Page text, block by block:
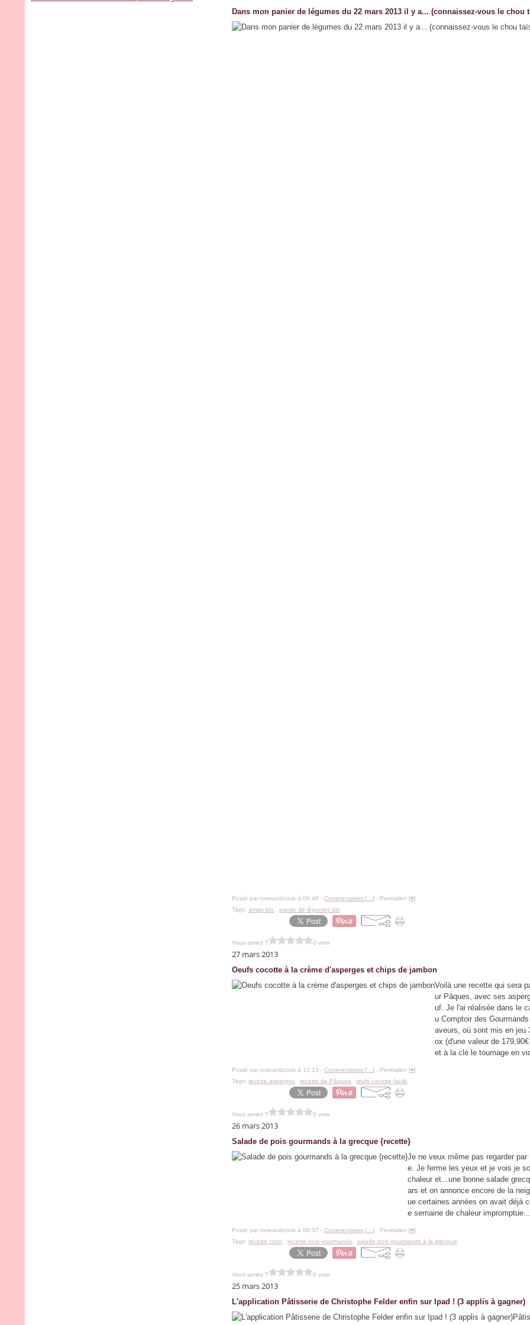
Dans mon panier de légumes du 22 mars 2013 il y a... (connaissez-vous le chou
Posté par roseandcook à 08:46 - Commentaires [ ] - Permalien [#]
Tags: amap bio panier de légumes bio
Vous aimez ? 0 vote
27 mars 2013
Oeufs cocotte à la crème d'asperges et chips de jambon
Voilà une recette qui sera
ur Pâques, avec ses
uf. Je l'ai réalisée dans le
u Comptoir des
aveurs, où sont mis en jeu
ox (d'une valeur de
et à la clé le tournage en
Posté par roseandcook à 12:13 - Commentaires [ ] - Permalien [#]
Tags: recette asperges recette de Pâques œufs cocotte facile
Vous aimez ? 0 vote
26 mars 2013
Salade de pois gourmands à la grecque {recette}
Je ne veux même pas regarder par
e. Je ferme les yeux et je vois je
chaleur et...une bonne salade
ars et on annonce encore de la
ue certaines années on avait déjà
e semaine de chaleur impromptue...
Posté par roseandcook à 09:57 - Commentaires [ ] - Permalien [#]
Tags: recette czon recette pois gourmands salade pois gourmands à la grecque
Vous aimez ? 0 vote
25 mars 2013
L'application Pâtisserie de Christophe Felder enfin sur Ipad ! (3 applis à gagner)